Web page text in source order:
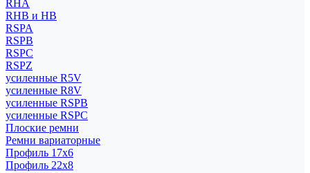
RHA
RHB и HB
RSPA
RSPB
RSPC
RSPZ
усиленные R5V
усиленные R8V
усиленные RSPB
усиленные RSPC
Плоские ремни
Ремни вариаторные
Профиль 17x6
Профиль 22x8